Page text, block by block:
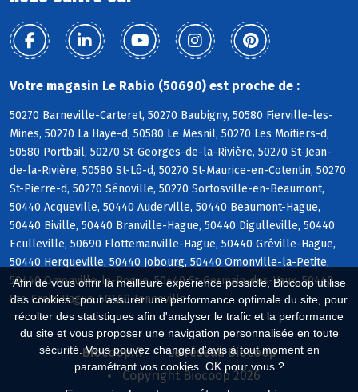
Afin de vous offrir la meilleure expérience possible, Biocoop utilise
des cookies : pour assurer une performance optimale du site, pour
récolter des statistiques afin d'analyser le trafic et la performance
du site et vous proposer une navigation personnalisée en toute
sécurité. Vous pouvez changer d'avis à tout moment en
paramétrant vos cookies. OK pour vous ?
Votre magasin Le Rabio (50690) est proche de :
50270 Barneville-Carteret, 50270 Baubigny, 50580 Fierville-les-
Mines, 50270 La Haye-d, 50580 Le Mesnil, 50270 Les Moitiers-d,
50580 Portbail, 50270 St-Georges-de-la-Rivière, 50270 St-Jean-
de-la-Rivière, 50580 St-Lô-d, 50270 St-Maurice-en-Cotentin, 50270
St-Pierre-d, 50270 Sénoville, 50270 Sortosville-en-Beaumont,
50440 Acqueville, 50440 Auderville, 50440 Beaumont-Hague,
50440 Biville, 50440 Branville-Hague, 50440 Digulleville, 50440
Eculleville, 50690 Flottemanville-Hague, 50440 Gréville-Hague,
50440 Herqueville, 50440 Jobourg, 50440 Omonville-la-Petite,
50440 Omonville-la-Rogue, 50440 St-Germain-des-Vaux, 50440
Ste-Croix-Hague, 50460 Tonneville
Biocoop.fr
Le réseau Biocoop
Copyright Biocoop 2026